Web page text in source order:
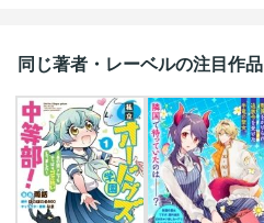
同じ著者・レーベルの注目作品